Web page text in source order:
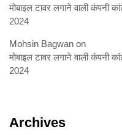
मोबाइल टावर लगाने वाली कंपनी
2024
Mohsin Bagwan on
मोबाइल टावर लगाने वाली कंपनी
2024
Archives